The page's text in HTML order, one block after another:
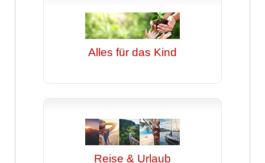
Alles für das Kind
Reise & Urlaub